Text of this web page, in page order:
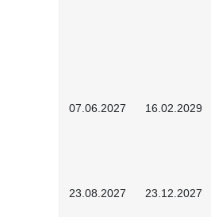
07.06.2027 16.02.2029
23.08.2027 23.12.2027